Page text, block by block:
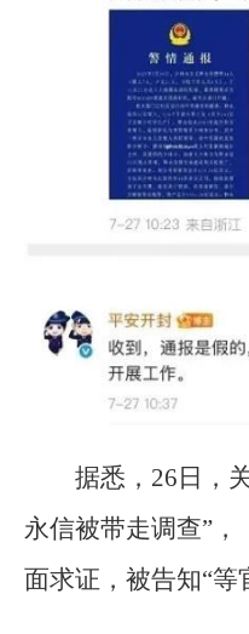
据悉，26日，
永信被带走调查”，
面求证，被告知“等